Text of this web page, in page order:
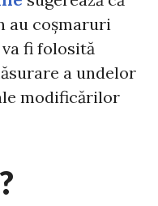
au coșmaruri
va fi folosită
a undelor
modificărilor